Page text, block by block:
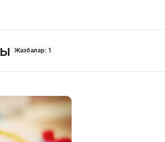
Жазбалар: 1